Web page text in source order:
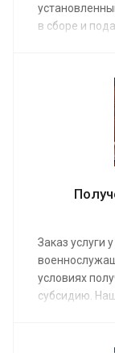
в сборе и
Заказ услуги
условиях
субсидию.